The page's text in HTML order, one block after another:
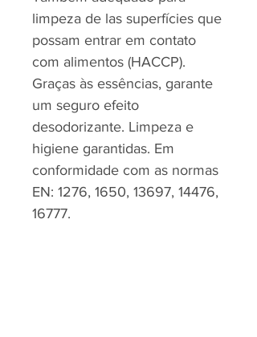
limpeza de las superfícies que
possam entrar em contato
com alimentos (HACCP).
Graças às essências, garante
um seguro efeito
desodorizante. Limpeza e
higiene garantidas. Em
conformidade com as normas
EN: 1276, 1650, 13697, 14476,
16777.